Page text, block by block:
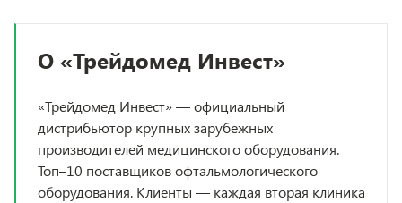
О «Трейдомед Инвест»
«Трейдомед Инвест» — официальный
дистрибьютор крупных зарубежных
производителей медицинского оборудования.
Топ–10 поставщиков офтальмологического
оборудования. Клиенты — каждая вторая клиника